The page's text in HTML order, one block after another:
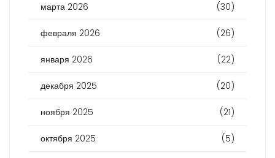
марта 2026 (30)
февраля 2026 (26)
января 2026 (22)
декабря 2025 (20)
ноября 2025 (21)
октября 2025 (5)